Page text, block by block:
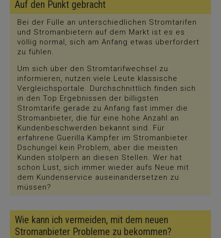
Auf den Punkt gebracht
Bei der Fülle an unterschiedlichen Stromtarifen
und Stromanbietern auf dem Markt ist es es
völlig normal, sich am Anfang etwas überfordert
zu fühlen.
Um sich über den Stromtarifwechsel zu
informieren, nutzen viele Leute klassische
Vergleichsportale. Durchschnittlich finden sich
in den Top Ergebnissen der billigsten
Stromtarife gerade zu Anfang fast immer die
Stromanbieter, die für eine hohe Anzahl an
Kundenbeschwerden bekannt sind. Für
erfahrene Guerilla Kämpfer im Stromanbieter
Dschungel kein Problem, aber die meisten
Kunden stolpern an diesen Stellen. Wer hat
schon Lust, sich immer wieder aufs Neue mit
dem Kundenservice auseinandersetzen zu
müssen?
Wie kann ich vermeiden, mit dem neuen
Stromanbieter Probleme zu bekommen?